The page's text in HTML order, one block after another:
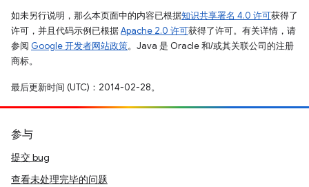
如未另行说明，那么本页面中的内容已根据知识共享署名 4.0 许可获得了
许可，并且代码示例已根据Apache 2.0 许可获得了许可。有关详情，请
参阅 Google 开发者网站政策。Java 是 Oracle 和/或其关联公司的注册
商标。
最后更新时间 (UTC)：2014-02-28。
参与
提交 bug
查看未处理完毕的问题